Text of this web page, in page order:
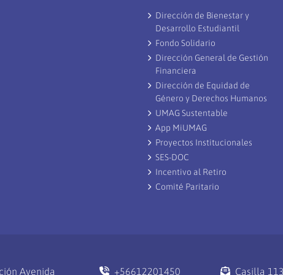
Dirección de Bienestar y
Desarrollo Estudiantil
Fondo Solidario
Dirección General de Gestión
Financiera
Dirección de Equidad de
Género y Derechos Humanos
UMAG Sustentable
App MiUMAG
Proyectos Institucionales
SES-DOC
Incentivo al Retiro
Comité Paritario
Avenida +56612201450 Casilla